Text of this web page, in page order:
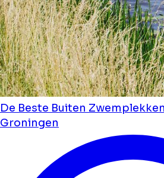
De Beste Buiten
Groningen